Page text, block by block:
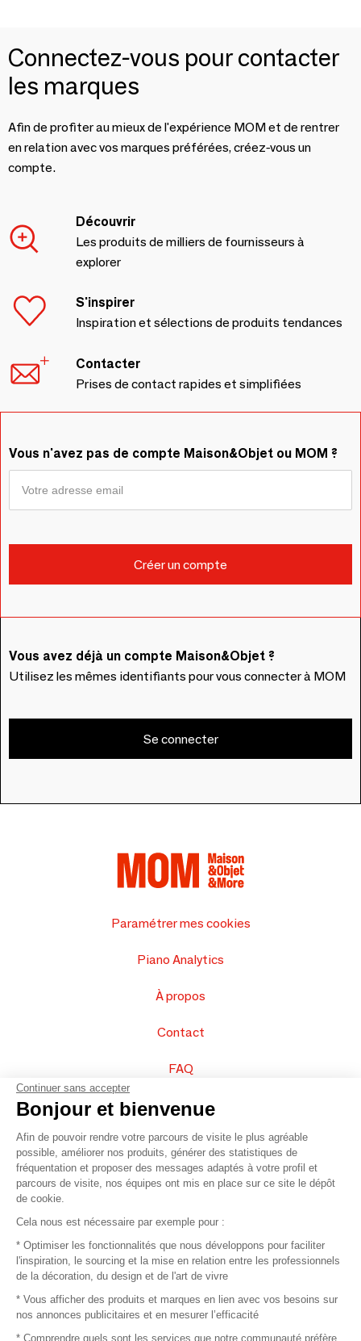
Connectez-vous pour contacter
les marques
Afin de profiter au mieux de l'expérience MOM et de rentrer
en relation avec vos marques préférées, créez-vous un
compte.
Découvrir
Les produits de milliers de fournisseurs à
explorer
S'inspirer
Inspiration et sélections de produits tendances
Contacter
Prises de contact rapides et simplifiées
Vous n'avez pas de compte Maison&Objet ou MOM ?
Vous avez déjà un compte Maison&Objet ?
Utilisez les mêmes identifiants pour vous connecter à MOM
Se connecter
Paramétrer mes cookies
Piano Analytics
À propos
Contact
FAQ
Vendez vos produits
Plan du site
© 2016 –Organisation SAFI
Recrutement
Continuer sans accepter
Bonjour et bienvenue
Afin de pouvoir rendre votre parcours de visite le plus agréable
possible, améliorer nos produits, générer des statistiques de
fréquentation et proposer des messages adaptés à votre profil et
parcours de visite, nos équipes ont mis en place sur ce site le dépôt
de cookie.
Cela nous est nécessaire par exemple pour :
* Optimiser les fonctionnalités que nous développons pour faciliter
l'inspiration, le sourcing et la mise en relation entre les professionnels
de la décoration, du design et de l'art de vivre
* Vous afficher des produits et marques en lien avec vos besoins sur
nos annonces publicitaires et en mesurer l’efficacité
* Comprendre quels sont les services que notre communauté préfère